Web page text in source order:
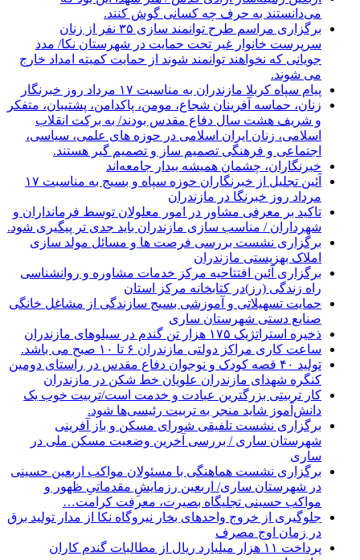
می‌دانستند به حرف چه کسانی گوش کنند.
برگزاری مراسم طرح توانمند سازی ۳۵ نفر از زنان
سرپرست خانوار غیر تحت حمایت در شهرستان نکا/ مدد
جویانی که نخواهند توانمند شوند از حمایت کمیته امداد خارج
می شوند.
پیام سپاه کربلا مازندران به مناسبت ۱۷ مرداد روز خبرنگار
زنان، حماسه آفرینان شجاع، مومن، پاکدامن، پشتیبان، متفکر
و شریف هشت سال دفاع مقدس بودند/ به برکت انقلاب
اسلامی، زنان ایران اسلامی در حوزه های علمی، سیاسی،
اجتماعی و فرهنگی تصمیم ساز و تصمیم گیر هستند.
خبرنگاران، چشمان همیشه بیدار جامعه‌اند
آئین تجلیل از خبرنگاران حوزه سپاه و بسیج به مناسبت ۱۷
مرداد روز خبرنگا در مازندران
تاکید بر معرفی مشاور در امور معلولان توسط فرمانداران و
شهرداران / مناسب سازی مازندران باید جدی تر پیگیری شود.
برگزاری نشست بررسی فرصت ها و مسائل مولد سازی
املاک بهزیستی مازندران
برگزاری آئین افتتاحیه مرکز خدمات مشاوره و روانشناسی
راه زندگی (رز)در کتابخانه مرکز استان
حمایت تسهیلاتی و آموزشی بسیج سازندگی از مشاغل خانگی
صنایع دستی شهرستان ساری
ذخیره استراتژیک ۱۷۵ هزار تن گندم در سیلوهای مازندران
ساعت کاری مراکز دولتی مازندران ۶ تا ۱۰ صبح می باشد.
تولید ۴۰ قصه کودک و نوجوان دفاع مقدس در راستای دومین
کنگره شهدای مازندران علویان خط شکن در مازندران
کار تربیتی بزرگترین عبادت و خدمت است/تربیت خوب یک
دانش‌آموز شاید منجر به تربیت رئیسی‌ها شود.
برگزاری ‌نشست تلفیقی شورای مسکن و باز آفرینی
شهرستان ساری / بررسی آخرین وضعیت مسکن ملی در
ساری
برگزاری نشست هماهنگی با مسئولان مواکب اربعین حسینی
در شهرستان ساری/ اربعین رزمایشِ مقدماتیِ ظهور و
مواکب حسینی تجلیگاه بصیرت، معرفت کرامت…
جلوگیری از خروج واحدهای بخار نیروگاه نکا از مدار تولید برق
در زمان اوج مصرف
پرداخت ۱۱ هزار میلیارد ریال از مطالبات گندم کاران